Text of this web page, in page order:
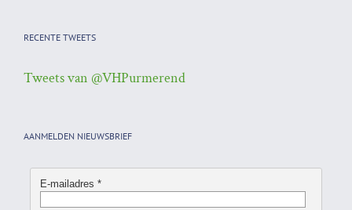
RECENTE TWEETS
Tweets van @VHPurmerend
AANMELDEN NIEUWSBRIEF